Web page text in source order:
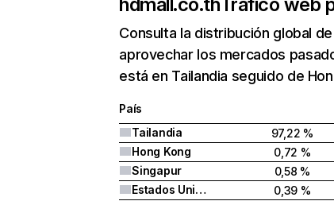
Consulta la distribución global
aprovechar los mercados
está en Tailandia seguido de
País
Tailandia
97,22 %
Hong Kong
0,72 %
Singapur
0,58 %
Estados Unidos
0,39 %